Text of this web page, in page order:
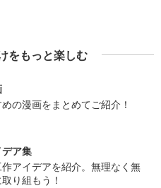
をもっと楽しむ
の漫画をまとめてご紹介！
ア集
アイデアを紹介。無理なく無
り組もう！